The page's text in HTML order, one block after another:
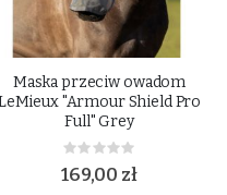
Maska przeciw owadom
"Armour Shield Pro
Full" Grey
Rating:
0%
169,00 zł